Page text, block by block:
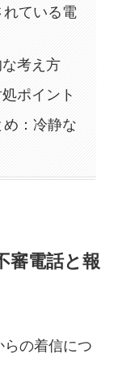
ている電
考え方
ポイント
：冷静な
審電話と報
らの着信につ